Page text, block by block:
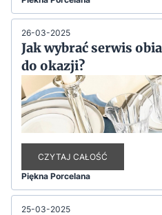
26-03-2025
Jak wybrać serwis
do okazji?
CZYTAJ CAŁOŚĆ
Piękna Porcelana
25-03-2025